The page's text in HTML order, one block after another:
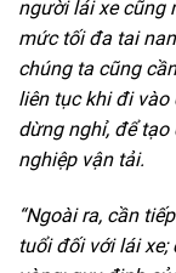
người lái xe cũng
mức tối đa tai
chúng ta cũng
liên tục khi đi
dừng nghỉ, để
nghiệp vận tải.
“Ngoài ra, cần
tuổi đối với lái